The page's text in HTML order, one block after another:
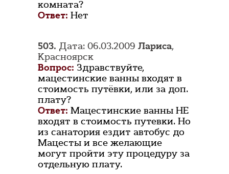
комната?
Ответ: Нет
503. Дата: 06.03.2009 Лариса,
Красноярск
Вопрос: Здравствуйте,
мацестинские ванны входят в
стоимость путёвки, или за доп.
плату?
Ответ: Мацестинские ванны НЕ
входят в стоимость путевки. Но
из санатория ездит автобус до
Мацесты и все желающие
могут пройти эту процедуру за
отдельную плату.